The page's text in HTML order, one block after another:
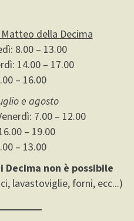
Matteo della Decima
8.00 – 13.00
14.00 – 17.00
– 16.00
e agosto
7.00 – 12.00
– 19.00
– 13.00
non è possibile
lavastoviglie, forni, ecc...)